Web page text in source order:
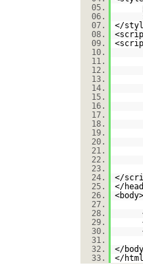
05.
06.
07.
</
08.
09.
10.
11.
12.
13.
14.
15.
16.
17.
18.
19.
20.
21.
22.
23.
24.
</
25.
</
26.
<body>
27.
28.
29.
30.
31.
32.
</
33.
</